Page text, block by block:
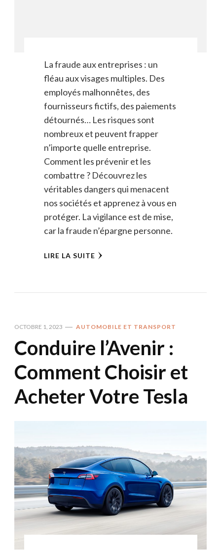
La fraude aux entreprises : un
fléau aux visages multiples. Des
employés malhonnêtes, des
fournisseurs fictifs, des paiements
détournés… Les risques sont
nombreux et peuvent frapper
n’importe quelle entreprise.
Comment les prévenir et les
combattre ? Découvrez les
véritables dangers qui menacent
nos sociétés et apprenez à vous en
protéger. La vigilance est de mise,
car la fraude n’épargne personne.
LIRE LA SUITE
OCTOBRE 1, 2023 AUTOMOBILE ET TRANSPORT
Conduire l’Avenir :
Comment Choisir et
Acheter Votre Tesla